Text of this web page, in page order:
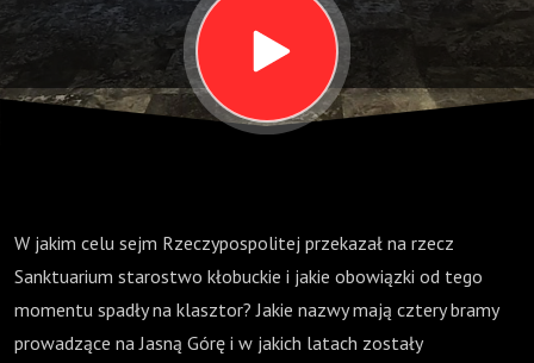
W jakim celu sejm Rzeczypospolitej przekazał na rzecz
Sanktuarium starostwo kłobuckie i jakie obowiązki od tego
momentu spadły na klasztor? Jakie nazwy mają cztery bramy
prowadzące na Jasną Górę i w jakich latach zostały